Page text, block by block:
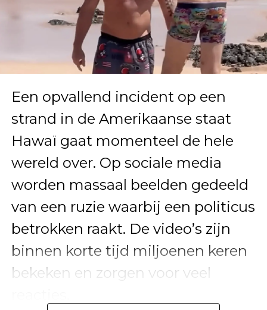
Een opvallend incident op een
strand in de Amerikaanse staat
Hawaï gaat momenteel de hele
wereld over. Op sociale media
worden massaal beelden gedeeld
van een ruzie waarbij een politicus
betrokken raakt. De video’s zijn
binnen korte tijd miljoenen keren
bekeken en zorgen voor veel